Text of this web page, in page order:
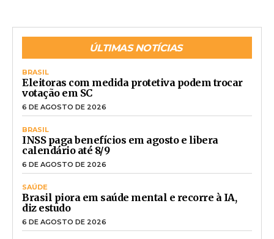
ÚLTIMAS NOTÍCIAS
BRASIL
Eleitoras com medida protetiva podem trocar
votação em SC
6 DE AGOSTO DE 2026
BRASIL
INSS paga benefícios em agosto e libera
calendário até 8/9
6 DE AGOSTO DE 2026
SAÚDE
Brasil piora em saúde mental e recorre à IA,
diz estudo
6 DE AGOSTO DE 2026